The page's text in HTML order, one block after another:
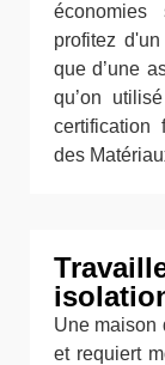
profitez
que d’une
qu’on
certification
des
Une maison
et requiert